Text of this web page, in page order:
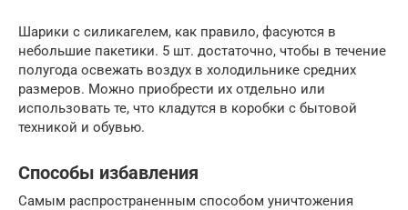
Шарики с силикагелем, как правило, фасуются в
небольшие пакетики. 5 шт. достаточно, чтобы в течение
полугода освежать воздух в холодильнике средних
размеров. Можно приобрести их отдельно или
использовать те, что кладутся в коробки с бытовой
техникой и обувью.
Способы избавления
Самым распространенным способом уничтожения